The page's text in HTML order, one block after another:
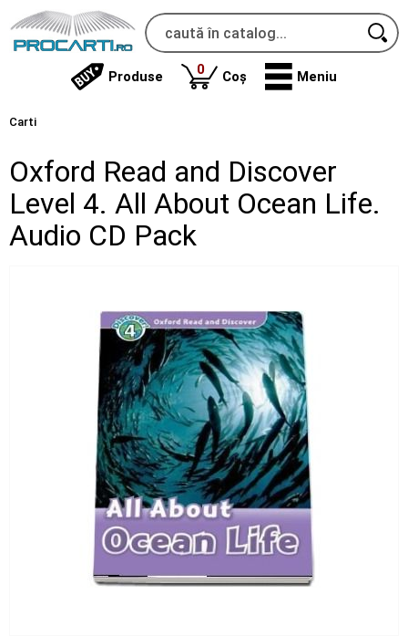
Produse 0produse
Coș Meniu
Carti
Oxford Read and Discover
Level 4. All About Ocean Life.
Audio CD Pack